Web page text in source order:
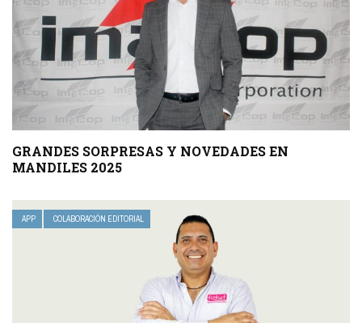
GRANDES SORPRESAS Y NOVEDADES EN
MANDILES 2025
APP COLABORACIÓN EDITORIAL